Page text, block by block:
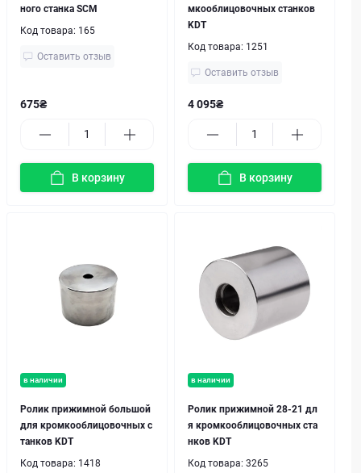
ного станка SCM
Код товара: 165
Оставить отзыв
675₴
В корзину
мкооблицовочных станков
KDT
Код товара: 1251
Оставить отзыв
4 095₴
В корзину
в наличии
Ролик прижимной большой
для кромкооблицовочных с
танков KDT
Код товара: 1418
в наличии
Ролик прижимной 28-21 дл
я кромкооблицовочных ста
нков KDT
Код товара: 3265